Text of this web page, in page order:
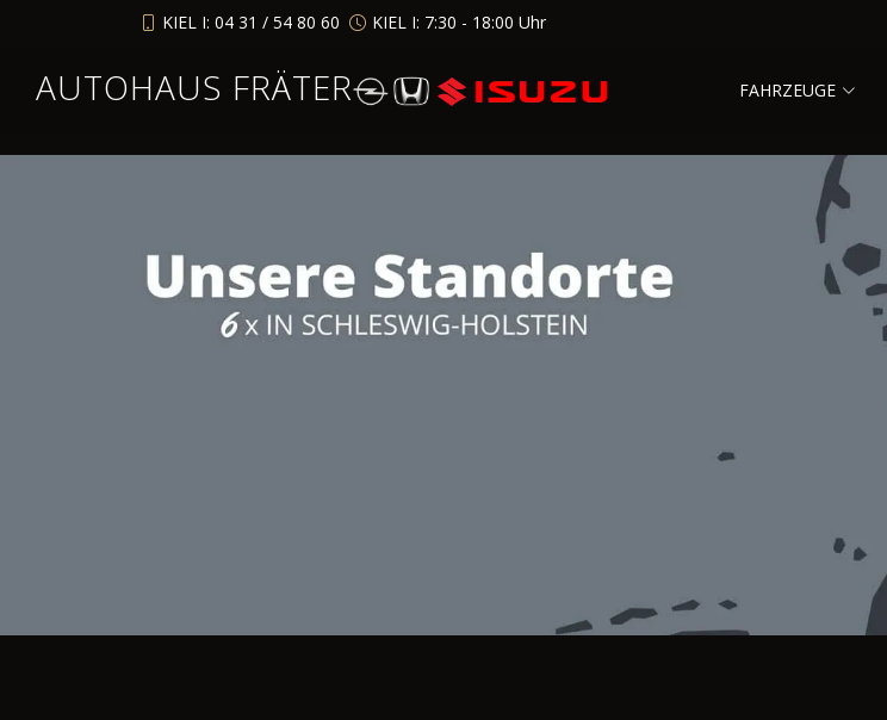
KIEL I: 04 31 / 54 80 60 KIEL I: 7:30 - 18:00 Uhr
AUTOHAUS FRÄTER FAHRZEUGE